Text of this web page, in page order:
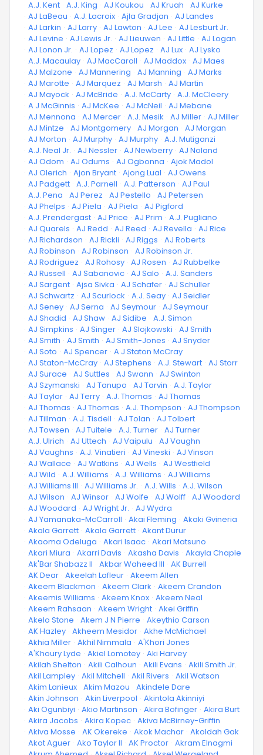
· A.J. Kent · A.J. King · AJ Koukou · AJ Kruah · AJ Kurke
· AJ LaBeau · A.J. Lacroix · Ajla Gradjan · AJ Landes
· AJ Larkin · AJ Larry · AJ Lawton · AJ Lee · AJ Lesburt Jr.
· AJ Levine · AJ Lewis Jr. · AJ Lieuwen · AJ Little · AJ Logan
· AJ Lonon Jr. · AJ Lopez · AJ Lopez · AJ Lux · AJ Lysko
· A.J. Macaulay · AJ MacCaroll · AJ Maddox · AJ Maes
· AJ Malzone · AJ Mannering · AJ Manning · AJ Marks
· AJ Marotte · AJ Marquez · AJ Marsh · AJ Martin
· AJ Mayock · AJ McBride · A.J. McCarty · A.J. McCleery
· A J McGinnis · AJ McKee · AJ McNeil · AJ Mebane
· AJ Mennona · AJ Mercer · A.J. Mesik · AJ Miller · AJ Miller
· AJ Mintze · AJ Montgomery · AJ Morgan · AJ Morgan
· AJ Morton · AJ Murphy · AJ Murphy · A.J. Mutiganzi
· A.J. Neal Jr. · AJ Nessler · AJ Newberry · AJ Noland
· AJ Odom · AJ Odums · AJ Ogbonna · Ajok Madol
· AJ Olerich · Ajon Bryant · Ajong Lual · AJ Owens
· AJ Padgett · A.J. Parnell · A.J. Patterson · AJ Paul
· A.J. Pena · AJ Perez · AJ Pestello · AJ Petersen
· AJ Phelps · AJ Piela · AJ Piela · AJ Pigford
· A.J. Prendergast · AJ Price · AJ Prim · A.J. Pugliano
· AJ Quarels · AJ Redd · AJ Reed · AJ Revella · AJ Rice
· AJ Richardson · AJ Rickli · AJ Riggs · AJ Roberts
· AJ Robinson · AJ Robinson · AJ Robinson Jr.
· AJ Rodriguez · AJ Rohosy · AJ Rosen · AJ Rubbelke
· AJ Russell · AJ Sabanovic · AJ Salo · A.J. Sanders
· AJ Sargent · Ajsa Sivka · AJ Schafer · AJ Schuller
· AJ Schwartz · AJ Scurlock · A.J. Seay · AJ Seidler
· AJ Seney · AJ Serna · AJ Seymour · AJ Seymour
· AJ Shadid · AJ Shaw · AJ Sidibe · A.J. Simon
· AJ Simpkins · AJ Singer · AJ Slojkowski · AJ Smith
· AJ Smith · AJ Smith · AJ Smith-Jones · AJ Snyder
· AJ Soto · AJ Spencer · A J Staton McCray
· AJ Staton-McCray · AJ Stephens · A.J. Stewart · AJ Storr
· AJ Surace · AJ Suttles · AJ Swann · AJ Swinton
· AJ Szymanski · AJ Tanupo · AJ Tarvin · A.J. Taylor
· AJ Taylor · AJ Terry · A.J. Thomas · AJ Thomas
· AJ Thomas · AJ Thomas · A.J. Thompson · AJ Thompson
· AJ Tillman · A.J. Tisdell · AJ Tolan · AJ Tolbert
· AJ Towsen · AJ Tuitele · A.J. Turner · AJ Turner
· A.J. Ulrich · AJ Uttech · AJ Vaipulu · AJ Vaughn
· AJ Vaughns · A.J. Vinatieri · AJ Vineski · AJ Vinson
· AJ Wallace · AJ Watkins · AJ Wells · AJ Westfield
· AJ Wild · A.J. Williams · A.J. Williams · AJ Williams
· AJ Williams III · AJ Williams Jr. · A.J. Wills · A.J. Wilson
· AJ Wilson · AJ Winsor · AJ Wolfe · AJ Wolff · AJ Woodard
· AJ Woodard · AJ Wright Jr. · AJ Wydra
· AJ Yamanaka-McCarroll · Akai Fleming · Akaki Gvineria
· Akala Garrett · Akala Garrett · Akant Durur
· Akaoma Odeluga · Akari Isaac · Akari Matsuno
· Akari Miura · Akarri Davis · Akasha Davis · Akayla Chaple
· Ak'Bar Shabazz II · Akbar Waheed III · AK Burrell
· AK Dear · Akeelah Lafleur · Akeem Allen
· Akeem Blackmon · Akeem Clark · Akeem Crandon
· Akeemis Williams · Akeem Knox · Akeem Neal
· Akeem Rahsaan · Akeem Wright · Akei Griffin
· Akelo Stone · Akem J N Pierre · Akeythio Carson
· AK Hazley · Akheem Mesidor · Akhe McMichael
· Akhia Miller · Akhil Nimmala · A'Khori Jones
· A'Khoury Lyde · Akiel Lomotey · Aki Harvey
· Akilah Shelton · Akili Calhoun · Akili Evans · Akili Smith Jr.
· Akil Lampley · Akil Mitchell · Akil Rivers · Akil Watson
· Akim Lanieux · Akim Mazou · Akindele Dare
· Akin Johnson · Akin Liverpool · Akintola Akinniyi
· Aki Ogunbiyi · Akio Martinson · Akira Bofinger · Akira Burt
· Akira Jacobs · Akira Kopec · Akiva McBirney-Griffin
· Akiva Mosse · AK Okereke · Akok Machar · Akoldah Gak
· Akot Aguer · Ako Taylor II · AK Proctor · Akram Elnagmi